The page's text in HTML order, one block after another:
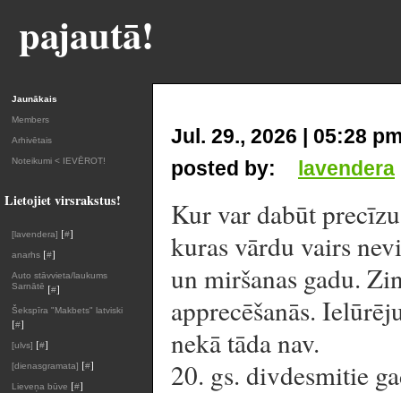
pajautā!
Jaunākais
Members
Arhivētais
Noteikumi < IEVĒROT!
Lietojiet virsrakstus!
[lavendera] [#]
anarhs [#]
Auto stāvvieta/laukums
Sarnātē [#]
Šekspīra "Makbets" latviski
[#]
[ulvs] [#]
[dienasgramata] [#]
Lieveņa būve [#]
Jul. 29., 2026 | 05:28
posted by:
lavendera
Kur var dabūt
kuras vārdu vairs
un miršanas gadu.
apprecēšanās.
nekā tāda nav.
20. gs. divdesmitie